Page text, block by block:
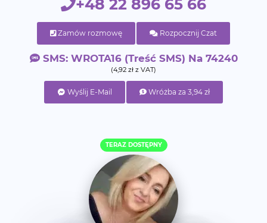
+48 22 896 65 66
Zamów rozmowę Rozpocznij Czat
SMS: WROTA16 (treść SMS) Na 74240
(4,92 zł z VAT)
Wyślij E-Mail Wróżba za 3,94 zł
TERAZ DOSTĘPNY